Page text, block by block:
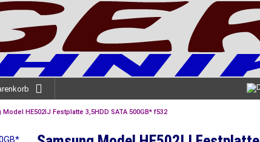
Model HE502IJ Festplatte 3,5HDD SATA 500GB* f532